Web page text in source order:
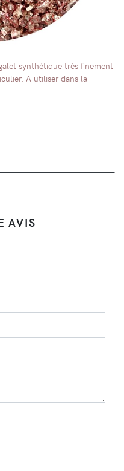
synthétique très finement
A utiliser dans la
AVIS